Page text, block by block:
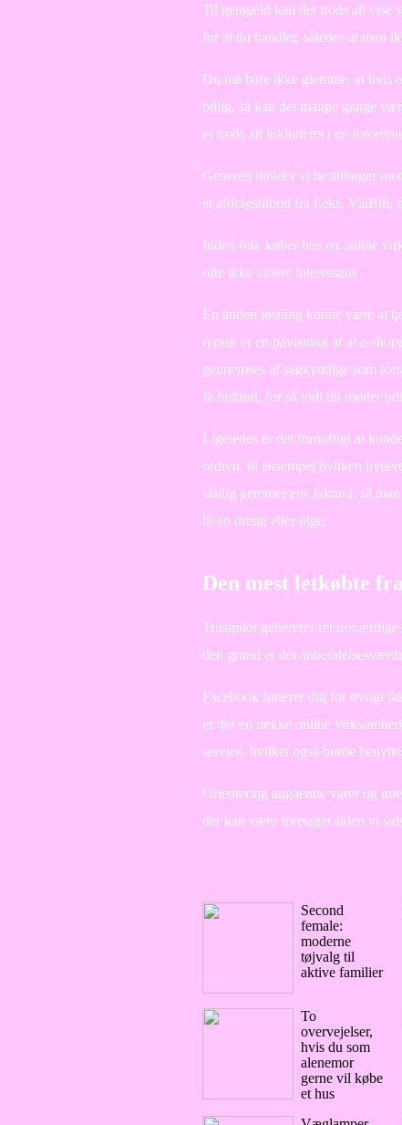
Til gengæld kan det trods alt vise
for at du handler, således at man
Du må bare ikke glemme, at hvis
billig, så kan det mange gange
er trods alt inkluderet i en
Generelt tilråder vi bestillinger
et afdragstilbud fra f.eks. ViaBill,
Inden folk køber hos en online
ofte ikke videre interessant.
En anden løsning kunne være at
typisk er en påvisning af at e-
gennemses af sagkyndige som
få bistand, for så vidt du møder
Ligeledes er det fornuftigt at
ordren, til eksempel hvilken
stadig gemmer ens faktura, så
til en dreng eller pige.
Den mest letkøbte
Trustpilot genererer ret troværdige
den grund er det
Facebook forærer dig for øvrigt
er der en række online
service, hvilket også burde
Orientering angående varer og
der kan være foretaget siden vi
Second
female:
moderne
tøjvalg til
aktive familier
To
overvejelser,
hvis du som
alenemor
gerne vil købe
et hus